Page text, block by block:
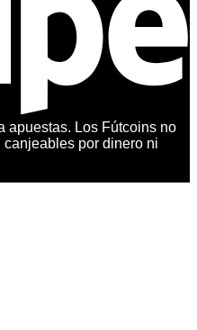
apuestas. Los Fútcoins no
por dinero ni